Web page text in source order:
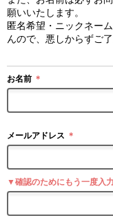
願いいたします。
匿名希望・ニックネー
んので、悪しからずご
お名前 ＊
メールアドレス ＊
▼確認のためにもう一度入